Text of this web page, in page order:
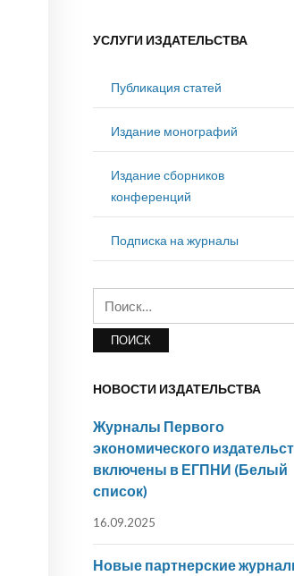
УСЛУГИ ИЗДАТЕЛЬСТВА
Публикация статей
Издание монографий
Издание сборников
конференций
Подписка на журналы
НОВОСТИ ИЗДАТЕЛЬСТВА
Журналы Первого
экономического
включены в ЕГПНИ (Белый
список)
16.09.2025
Новые партнерские